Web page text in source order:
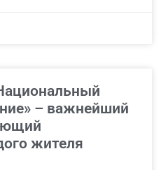
– важнейший
жителя